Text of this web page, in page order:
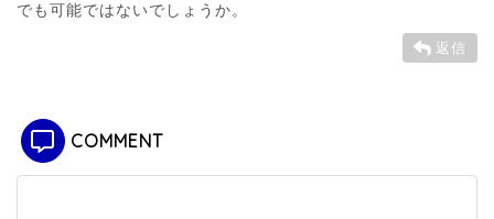
でも可能ではないでしょうか。
返信
COMMENT